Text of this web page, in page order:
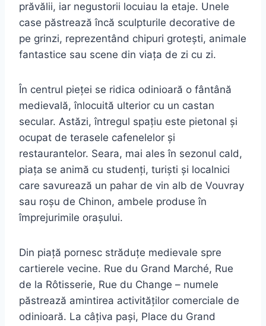
prăvălii, iar negustorii locuiau la etaje. Unele
case păstrează încă sculpturile decorative de
pe grinzi, reprezentând chipuri grotești, animale
fantastice sau scene din viața de zi cu zi.
În centrul pieței se ridica odinioară o fântână
medievală, înlocuită ulterior cu un castan
secular. Astăzi, întregul spațiu este pietonal și
ocupat de terasele cafenelelor și
restaurantelor. Seara, mai ales în sezonul cald,
piața se animă cu studenți, turiști și localnici
care savurează un pahar de vin alb de Vouvray
sau roșu de Chinon, ambele produse în
împrejurimile orașului.
Din piață pornesc străduțe medievale spre
cartierele vecine. Rue du Grand Marché, Rue
de la Rôtisserie, Rue du Change – numele
păstrează amintirea activităților comerciale de
odinioară. La câțiva pași, Place du Grand